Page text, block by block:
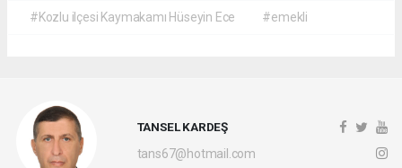
#Kozlu ilçesi Kaymakamı Hüseyin Ece #emekli
TANSEL KARDEŞ
tans67@hotmail.com